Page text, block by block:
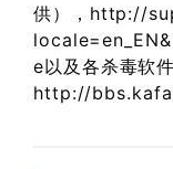
供），http://
e以及各杀毒软
http://